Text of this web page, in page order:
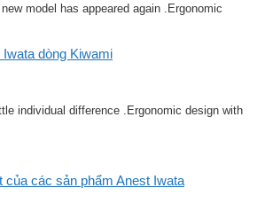
new model has appeared again .Ergonomic
dòng Kiwami
individual difference .Ergonomic design with
của các sản phẩm Anest Iwata